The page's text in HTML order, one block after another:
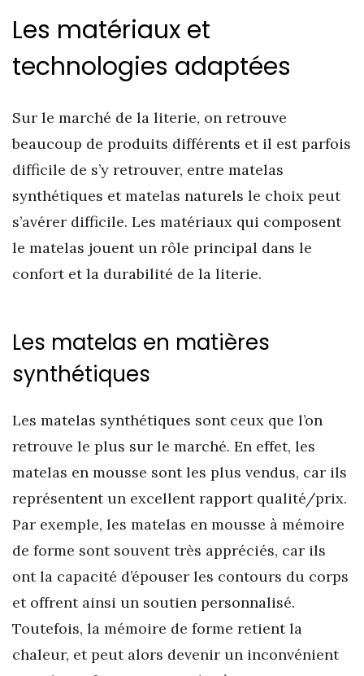
Les matériaux et
technologies adaptées
Sur le marché de la literie, on retrouve
beaucoup de produits différents et il est parfois
difficile de s’y retrouver, entre matelas
synthétiques et matelas naturels le choix peut
s’avérer difficile. Les matériaux qui composent
le matelas jouent un rôle principal dans le
confort et la durabilité de la literie.
Les matelas en matières
synthétiques
Les matelas synthétiques sont ceux que l’on
retrouve le plus sur le marché. En effet, les
matelas en mousse sont les plus vendus, car ils
représentent un excellent rapport qualité/prix.
Par exemple, les matelas en mousse à mémoire
de forme sont souvent très appréciés, car ils
ont la capacité d’épouser les contours du corps
et offrent ainsi un soutien personnalisé.
Toutefois, la mémoire de forme retient la
chaleur, et peut alors devenir un inconvénient